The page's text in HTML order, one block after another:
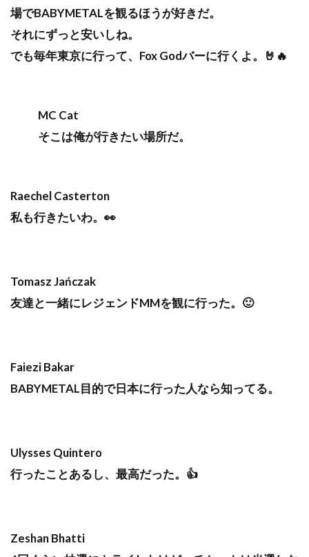
場でBABYMETALを観るほうが好きだ。
それにずっと安いしね。
でも毎年東京に行って、Fox Godバーに行くよ。🤘🔥
MC Cat
そこは俺が行きたい場所だ。
Raechel Casterton
私も行きたいわ。👀
Tomasz Jańczak
友達と一緒にレジェンドMMを観に行った。🙂
Faiezi Bakar
BABYMETAL目的で日本に行った人なら知ってる。
Ulysses Quintero
行ったことあるし、最高だった。👍
Zeshan Bhatti